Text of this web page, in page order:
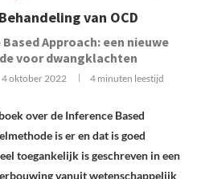
van OCD
Approach: een nieuwe
voor dwangklachten
4 oktober 2022 4 minuten leestijd
over de Inference Based
is er en dat is goed
toegankelijk is geschreven in een
vanuit wetenschappelijk